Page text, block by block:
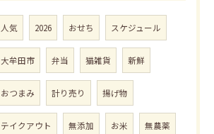
人気 2026 おせち スケジュール
大牟田市 弁当 猫雑貨 新鮮
おつまみ 計り売り 揚げ物
テイクアウト 無添加 お米 無農薬